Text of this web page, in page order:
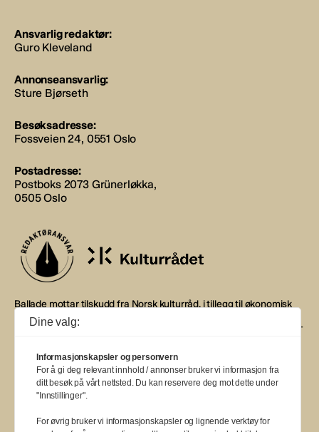
Ansvarlig redaktør:
Guro Kleveland
Annonseansvarlig:
Sture Bjørseth
Besøksadresse:
Fossveien 24, 0551 Oslo
Postadresse:
Postboks 2073 Grünerløkka,
0505 Oslo
Ballade mottar tilskudd fra Norsk kulturråd, i tillegg til økonomisk
støtte fra eierne NOPA, Norsk komponistforening og
Musikkforleggerne. Ballade drives etter Redaktør- og Vær Varsom-
BALLADE — NORGES MUSIKKMAGASIN
Dine valg:
Informasjonskapsler og personvern
For å gi deg relevant innhold / annonser bruker vi informasjon fra
ditt besøk på vårt nettsted. Du kan reservere deg mot dette under
"Innstillinger".
For øvrig bruker vi informasjonskapsler og lignende verktøy for